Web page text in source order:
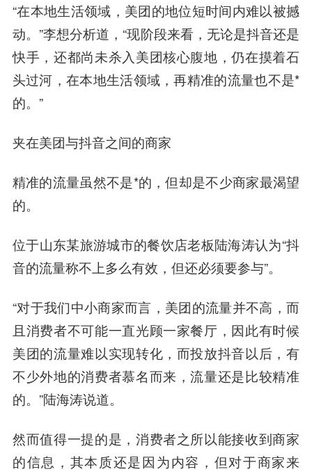
“在本地生活领域，美团的地位短时间内难以被撼
动。”李想分析道，“现阶段来看，无论是抖音还是
快手，还都尚未杀入美团核心腹地，仍在摸着石
头过河，在本地生活领域，再精准的流量也不是*
的。”
夹在美团与抖音之间的商家
精准的流量虽然不是*的，但却是不少商家最渴望
的。
位于山东某旅游城市的餐饮店老板陆海涛认为“抖
音的流量称不上多么有效，但还必须要参与”。
“对于我们中小商家而言，美团的流量并不高，而
且消费者不可能一直光顾一家餐厅，因此有时候
美团的流量难以实现转化，而投放抖音以后，有
不少外地的消费者慕名而来，流量还是比较精准
的。”陆海涛说道。
然而值得一提的是，消费者之所以能接收到商家
的信息，其本质还是因为内容，但对于商家来